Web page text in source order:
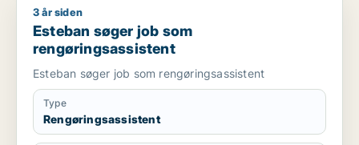
Esteban søger job som rengøringsassistent
3 år siden
Esteban søger job som
rengøringsassistent
Esteban søger job som rengøringsassistent
Type
Rengøringsassistent